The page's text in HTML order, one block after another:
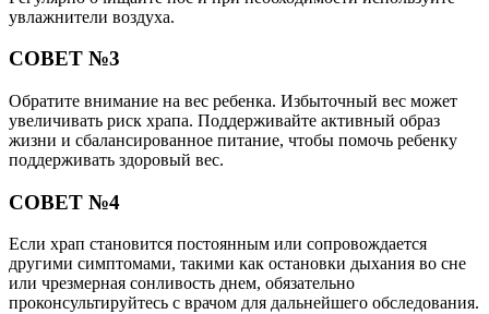
увлажнители воздуха.
СОВЕТ №3
Обратите внимание на вес ребенка. Избыточный вес может
увеличивать риск храпа. Поддерживайте активный образ
жизни и сбалансированное питание, чтобы помочь ребенку
поддерживать здоровый вес.
СОВЕТ №4
Если храп становится постоянным или сопровождается
другими симптомами, такими как остановки дыхания во сне
или чрезмерная сонливость днем, обязательно
проконсультируйтесь с врачом для дальнейшего обследования.